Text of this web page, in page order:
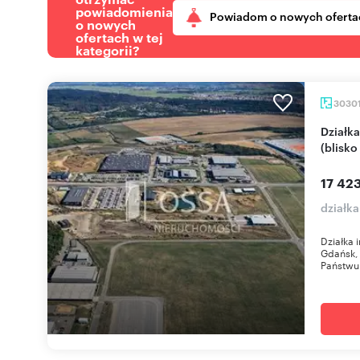
powiadomienia
o nowych
ofertach w tej
kategorii?
Powiadom o nowych
Działka inwestycyjna 30 301 m² w Gdańsku
17